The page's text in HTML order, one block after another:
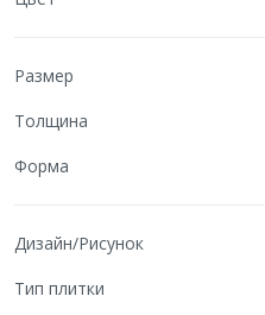
Размер
Толщина
Форма
Дизайн/Рисунок
Тип плитки